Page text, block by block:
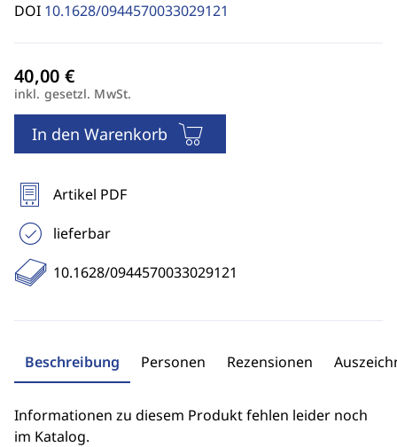
DOI 10.1628/0944570033029121
inkl. gesetzl. MwSt.
In den Warenkorb
Artikel PDF
lieferbar
10.1628/0944570033029121
Beschreibung Personen Rezensionen
Informationen zu diesem Produkt fehlen leider noch
im Katalog.